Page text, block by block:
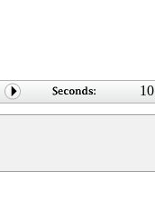
10